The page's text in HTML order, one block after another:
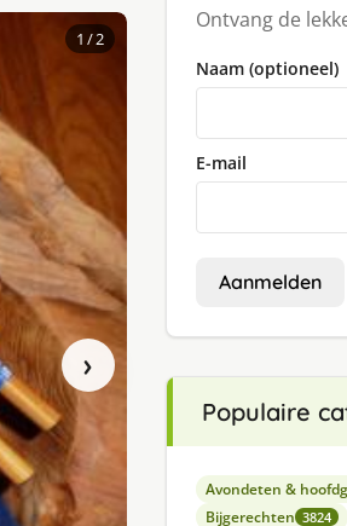
›
1 / 2
Ontvang de
Naam (optioneel)
E-mail
Aanmelden
Populaire
Avondeten &
Bijgerechten 3824